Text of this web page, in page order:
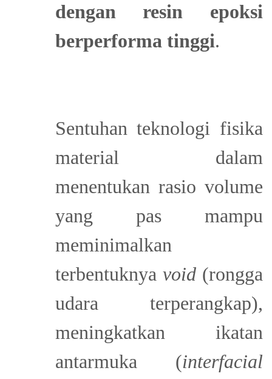
dengan resin epoksi
berperforma tinggi.
Sentuhan teknologi fisika
material dalam
menentukan rasio volume
yang pas mampu
meminimalkan
terbentuknya void(rongga
udara terperangkap),
meningkatkan ikatan
antarmuka (interfacial